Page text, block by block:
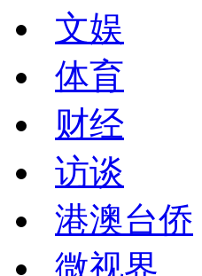
文娱
体育
财经
访谈
港澳台侨
微视界